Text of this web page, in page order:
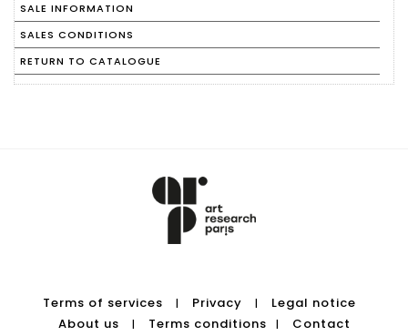
SALE INFORMATION
SALES CONDITIONS
RETURN TO CATALOGUE
Terms of services | Privacy |
Legal notice
About us
| Terms conditions | Contact